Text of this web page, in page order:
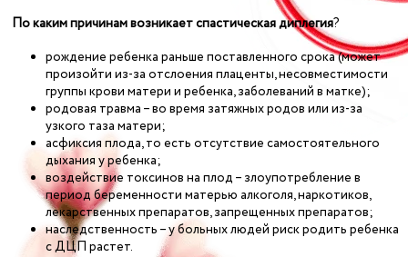
По каким причинам возникает спастическая диплегия?
рождение ребенка раньше поставленного срока (может
произойти из-за отслоения плаценты, несовместимости
группы крови матери и ребенка, заболеваний в матке);
родовая травма – во время затяжных родов или из-за
узкого таза матери;
асфиксия плода, то есть отсутствие самостоятельного
дыхания у ребенка;
воздействие токсинов на плод – злоупотребление в
период беременности матерью алкоголя, наркотиков,
лекарственных препаратов, запрещенных препаратов;
наследственность – у больных людей риск родить ребенка
с ДЦП растет.